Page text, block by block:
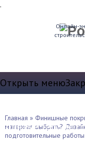
.
Онлайн-
Открыть меню
Водяные теплые
Главная » Финишные
материал выбрать?
подготовительные работы